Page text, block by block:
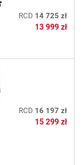
RCD 14 725 zł
13 999 zł
RCD 16 197 zł
15 299 zł